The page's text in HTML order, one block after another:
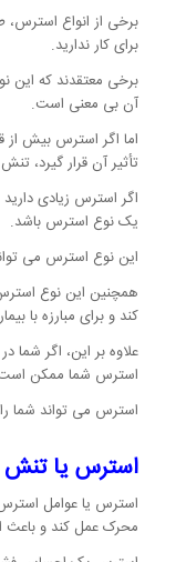
برخی از انواع استرس،
برای کار ندارید.
برخی معتقدند که
آن بی معنی است.
اما اگر استرس بیش
تأثیر آن قرار گیرد،
اگر استرس زیادی
یک نوع استرس باشد.
این نوع استرس می
همچنین این نوع
کند و برای مبارزه با
علاوه بر این، اگر
استرس شما ممکن است
استرس می تواند شما
استرس یا
استرس یا عوامل
محرک عمل کند و باعث